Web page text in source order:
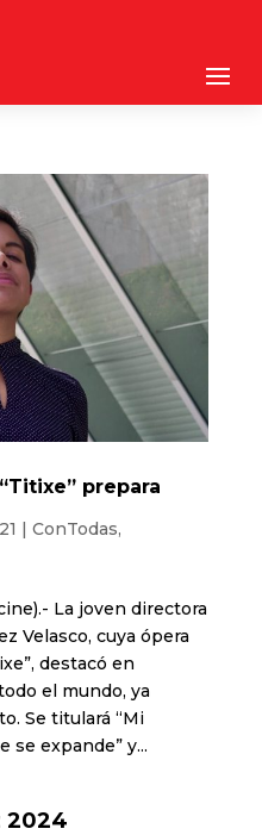
prepara
| ConTodas,
La joven directora
Velasco, cuya ópera
destacó en
el mundo, ya
Se titulará “Mi
se expande” y...
2024